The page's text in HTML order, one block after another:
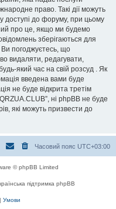
право. Такі дії можуть
у доступі до форуму, при цьому
про це, якщо ми будемо
зберігаються для
Ви погоджуєтесь, що
видаляти, редагувати,
який час на свій розсуд . Як
введена вами буде
не буде відкрита третім
ні phpBB не буде
які можуть призвести до
Часовий пояс UTC+03:00
© phpBB Limited
підтримка phpBB
| Умови